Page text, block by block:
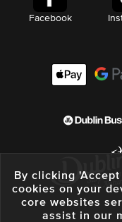
Facebook
By clicking
cookies on your
core websites
assist in our